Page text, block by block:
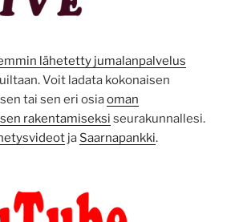
lähetetty jumalanpalvelus
Voit ladata kokonaisen
tai sen eri osiaoman
rakentamiseksi seurakunnallesi.
ja Saarnapankki.